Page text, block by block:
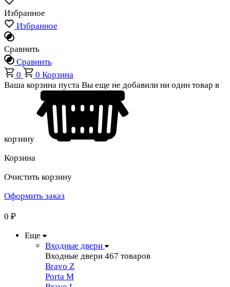
Избранное
Избранное
Сравнить
Сравнить
0
0 Корзина
Ваша корзина пуста Вы еще не добавили ни один товар в
корзину
Корзина
Очистить корзину
Оформить заказ
0 ₽
Еще
Входные двери
Входные двери 467 товаров
Bravo Z
Porta М